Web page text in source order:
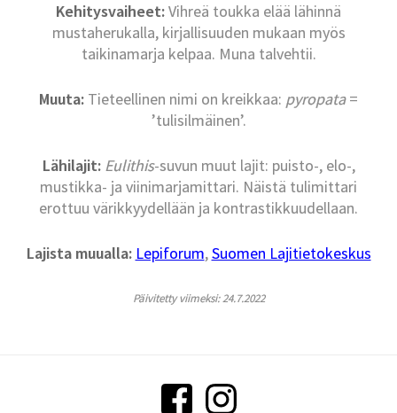
Kehitysvaiheet:Vihreä toukka elää lähinnä
mustaherukalla, kirjallisuuden mukaan myös
taikinamarja kelpaa. Muna talvehtii.
Muuta: Tieteellinen nimi on kreikkaa: pyropata=
’tulisilmäinen’.
Lähilajit: Eulithis-suvun muut lajit: puisto-, elo-,
mustikka- ja viinimarjamittari. Näistä tulimittari
erottuu värikkyydellään ja kontrastikkuudellaan.
Lajista muualla: Lepiforum,Suomen Lajitietokeskus
Päivitetty viimeksi: 24.7.2022